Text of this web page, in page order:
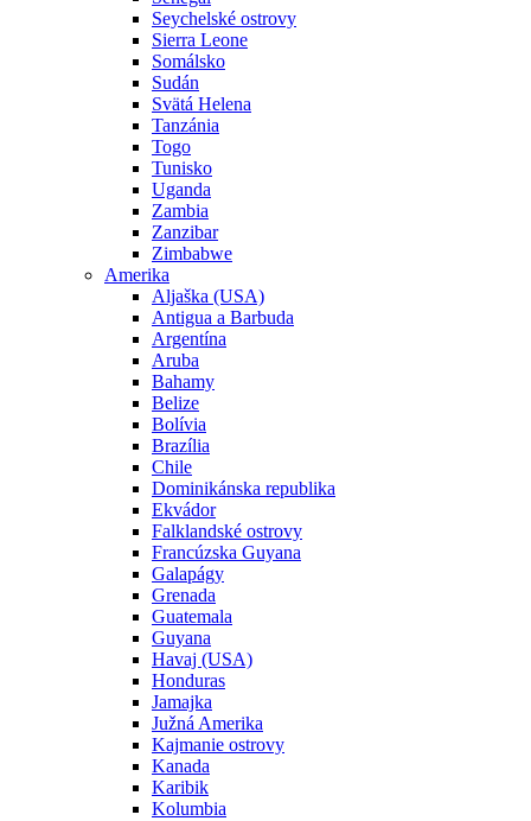
Seychelské ostrovy
Sierra Leone
Somálsko
Sudán
Svätá Helena
Tanzánia
Togo
Tunisko
Uganda
Zambia
Zanzibar
Zimbabwe
Amerika
Aljaška (USA)
Antigua a Barbuda
Argentína
Aruba
Bahamy
Belize
Bolívia
Brazília
Chile
Dominikánska republika
Ekvádor
Falklandské ostrovy
Francúzska Guyana
Galapágy
Grenada
Guatemala
Guyana
Havaj (USA)
Honduras
Jamajka
Južná Amerika
Kajmanie ostrovy
Kanada
Karibik
Kolumbia